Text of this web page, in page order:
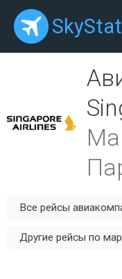
Все рейсы
Другие рейсы по